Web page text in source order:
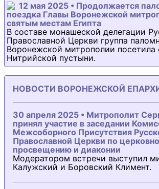
12 мая 2025 • Продолжается
поездка Главы Воронежской
святым местам Египта
В составе монашеской делегации
Православной Церкви группа
Воронежской митрополии посетила
Нитрийской пустыни.
НОВОСТИ ВОРОНЕЖСКОЙ
30 апреля 2025 • Митрополит
принял участие в заседании
Межсоборного Присутствия
Православной Церкви по
просвещению и диаконии
Модератором встречи выступил
Калужский и Боровский Климент.